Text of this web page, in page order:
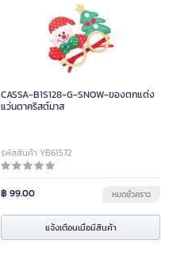
CASSA-B1S128-G-SNOW-ของตกแต่ง
แว่นตาคริสต์มาส
รหัสสินค้า YB61572
฿ 99.00 หมดชั่วคราว
แจ้งเตือนเมื่อมีสินค้า